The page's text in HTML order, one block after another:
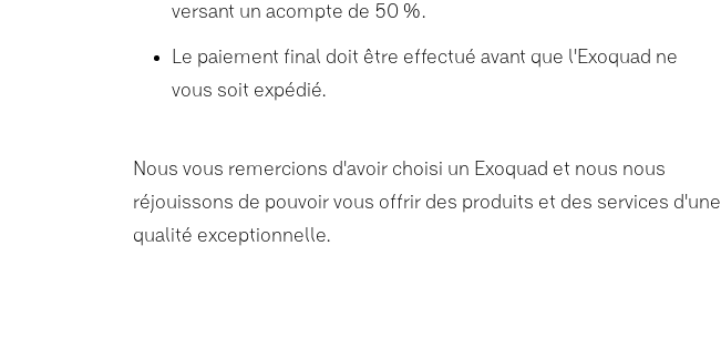
versant un acompte de 50 %.
Le paiement final doit être effectué avant que l'Exoquad ne
vous soit expédié.
Nous vous remercions d'avoir choisi un Exoquad et nous nous
réjouissons de pouvoir vous offrir des produits et des services d'une
qualité exceptionnelle.